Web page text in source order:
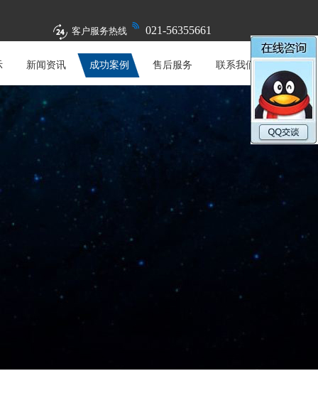
客户服务热线 021-56355661
新闻资讯 成功案例 售后服务 联系我们